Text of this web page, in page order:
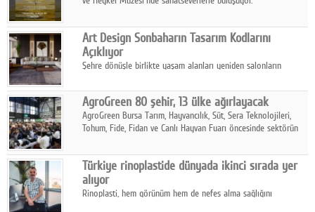
Art Design Sonbaharın Tasarım Kodlarını
Açıklıyor
Şehre dönüşle birlikte yaşam alanları yeniden salonların
sonbaharın tasarım kodlarını açıklıyor.
AgroGreen 80 şehir, 13 ülke ağırlayacak
AgroGreen Bursa Tarım, Hayvancılık, Süt, Sera Teknolojileri,
Tohum, Fide, Fidan ve Canlı Hayvan Fuarı öncesinde sektörün
Türkiye rinoplastide dünyada ikinci sırada yer
alıyor
Rinoplasti, hem görünüm hem de nefes alma sağlığını